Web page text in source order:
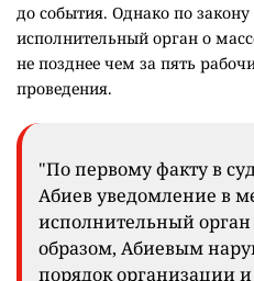
до события. Однако по
исполнительный орган о
не позднее чем за пять
проведения.
"По первому факту в
Абиев уведомление в
исполнительный
образом, Абиевым
порядок организации